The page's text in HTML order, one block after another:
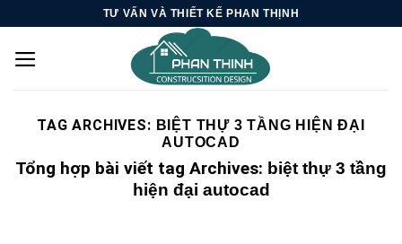
content
TƯ VẤN VÀ THIẾT KẾ PHAN THỊNH
TAG ARCHIVES: BIỆT THỰ 3 TẦNG HIỆN ĐẠI
AUTOCAD
Tổng hợp bài viết tag Archives: biệt thự 3 tầng
hiện đại autocad